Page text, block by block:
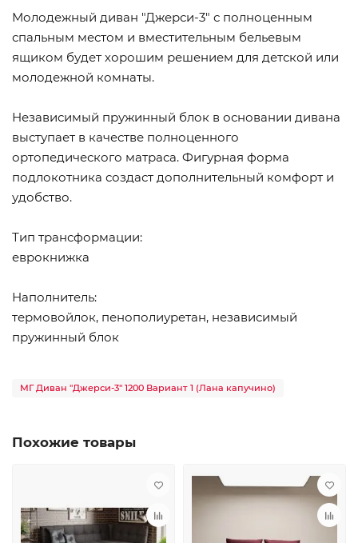
Молодежный диван "Джерси-3" с полноценным
спальным местом и вместительным бельевым
ящиком будет хорошим решением для детской или
молодежной комнаты.
Независимый пружинный блок в основании дивана
выступает в качестве полноценного
ортопедического матраса. Фигурная форма
подлокотника создаст дополнительный комфорт и
удобство.
Тип трансформации:
еврокнижка
Наполнитель:
термовойлок, пенополиуретан, независимый
пружинный блок
МГ Диван "Джерси-3" 1200 Вариант 1 (Лана капучино)
Похожие товары